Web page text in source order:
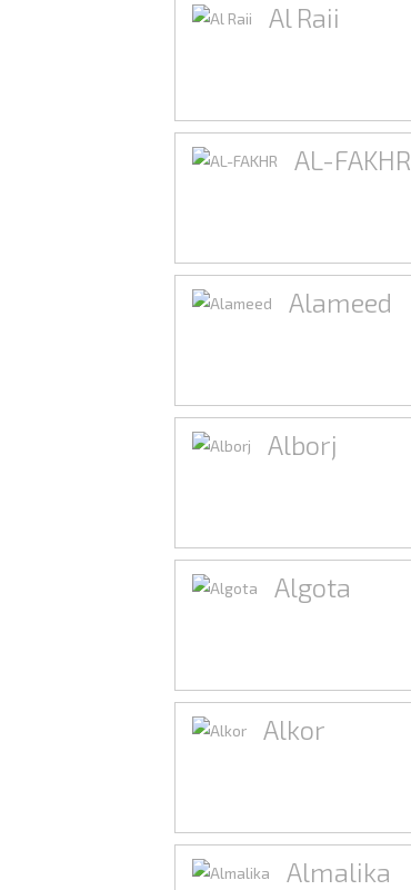
Al Raii
AL-FAKHR
Alameed
Alborj
Algota
Alkor
Almalika